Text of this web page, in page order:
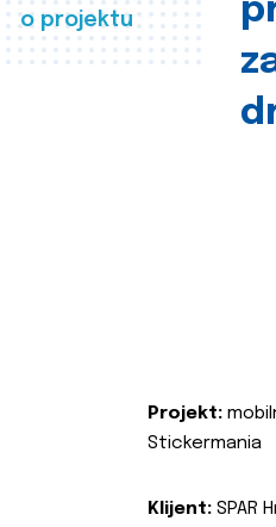
o projektu
Projekt:
Stickermania
Klijent: SPAR